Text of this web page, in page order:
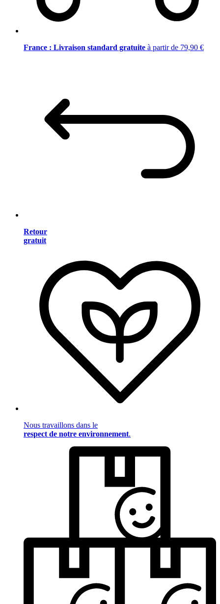
France : Livraison standard gratuite à partir de 79,90 €
Retour
gratuit
Nous travaillons dans le
respect de notre environnement.